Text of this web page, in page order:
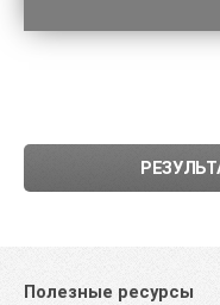
Полезные ресурсы